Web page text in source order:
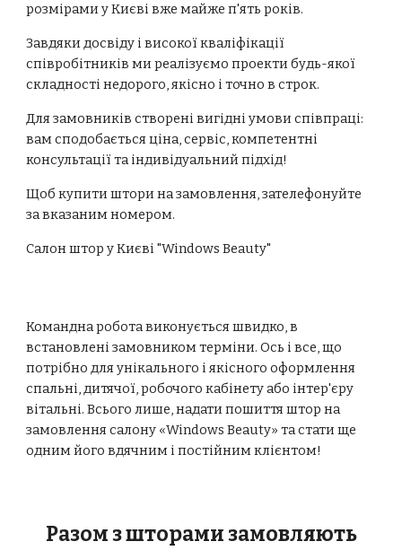
розмірами у Києві вже майже п'ять років.
Завдяки досвіду і високої кваліфікації
співробітників ми реалізуємо проекти будь-якої
складності недорого, якісно і точно в строк.
Для замовників створені вигідні умови співпраці:
вам сподобається ціна, сервіс, компетентні
консультації та індивідуальний підхід!
Щоб купити штори на замовлення, зателефонуйте
за вказаним номером.
Салон штор у Києві "Windows Beauty"
Командна робота виконується швидко, в
встановлені замовником терміни. Ось і все, що
потрібно для унікального і якісного оформлення
спальні, дитячої, робочого кабінету або інтер'єру
вітальні. Всього лише, надати пошиття штор на
замовленнясалону «Windows Beauty» та стати ще
одним його вдячним і постійним клієнтом!
Разом з шторами замовляють